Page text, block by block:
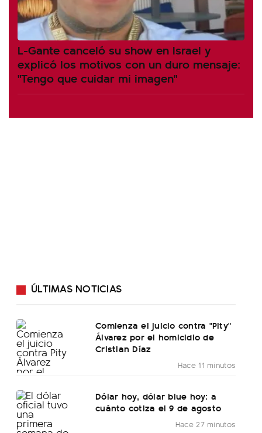
L-Gante canceló su show en Israel y
explicó los motivos con un duro mensaje:
"Tengo que cuidar mi imagen"
ÚLTIMAS NOTICIAS
Comienza el juicio contra "Pity"
Álvarez por el homicidio de
Cristian Díaz
Hace 11 minutos
Dólar hoy, dólar blue hoy: a
cuánto cotiza el 9 de agosto
Hace 27 minutos